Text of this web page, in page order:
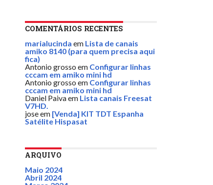
COMENTÁRIOS RECENTES
marialucinda em Lista de canais
amiko 8140 (para quem precisa aqui
fica)
Antonio grosso em Configurar linhas
cccam em amiko mini hd
Antonio grosso em Configurar linhas
cccam em amiko mini hd
Daniel Paivaem Lista canais Freesat
V7HD.
joseem [Venda] KIT TDT Espanha
Satélite Hispasat
ARQUIVO
Maio 2024
Abril 2024